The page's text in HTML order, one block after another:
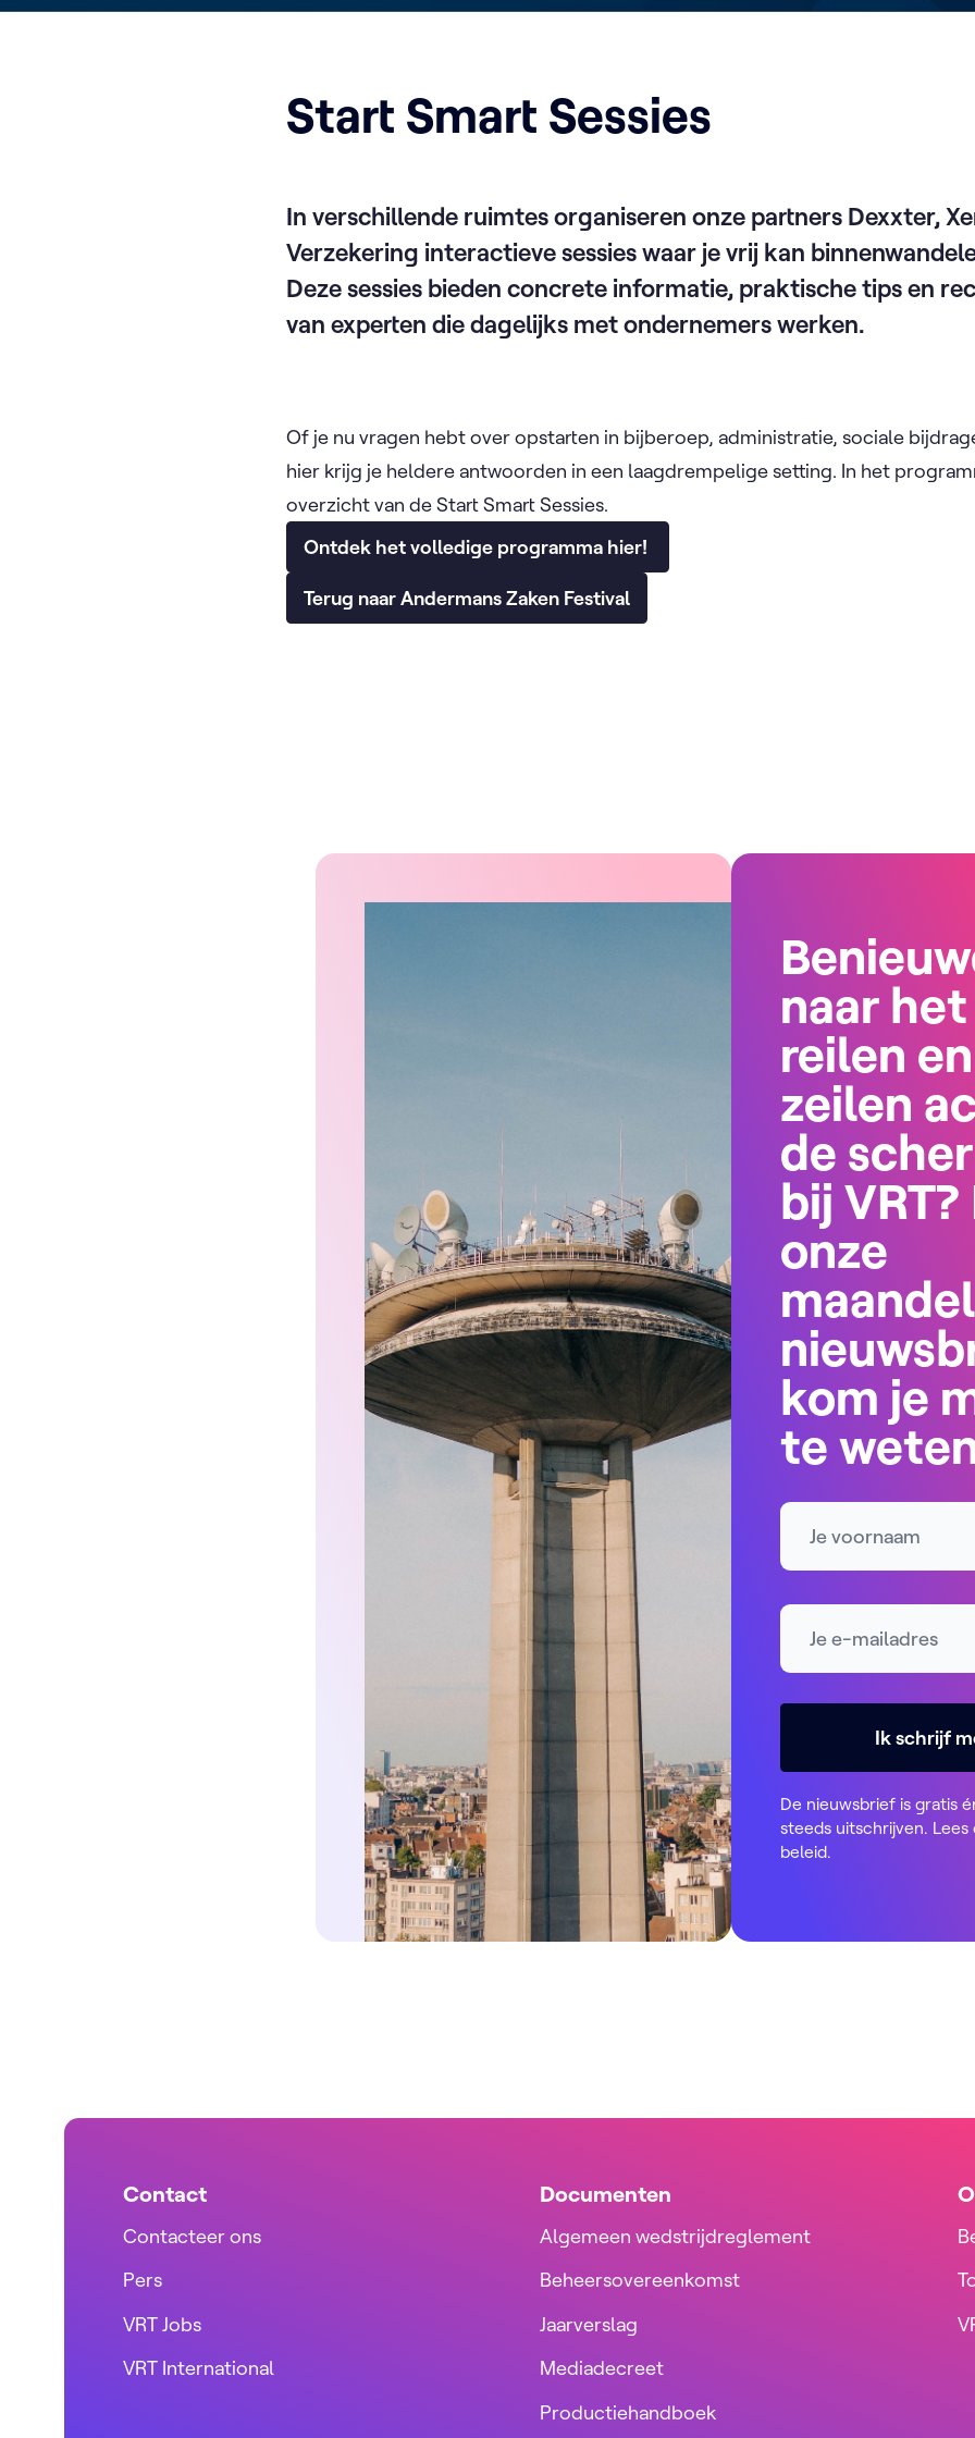
Start Smart Sessies
In verschillende ruimtes organiseren onze partners Dexxter,
Verzekering interactieve sessies waar je vrij kan
Deze sessies bieden concrete informatie, praktische tips en
van experten die dagelijks met ondernemers werken.
Of je nu vragen hebt over opstarten in bijberoep, administratie, sociale
hier krijg je heldere antwoorden in een laagdrempelige setting. In het
overzicht van de Start Smart Sessies.
Ontdek het volledige programma hier!
Terug naar Andermans Zaken Festival
naar het
reilen en
zeilen
de
bij VRT?
onze
kom je
te
Naam
E-mailadres *
Ik schrijf
De nieuwsbrief is gratis
steeds uitschrijven.
beleid.
Contact
Contacteer ons
Pers
VRT Jobs
VRT International
Documenten
Algemeen wedstrijdreglement
Beheersovereenkomst
Jaarverslag
Mediadecreet
Productiehandboek